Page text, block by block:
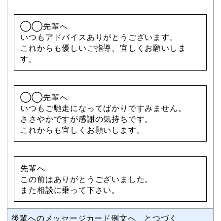
◯◯先輩へ
いつもアドバイスありがとうございます。
これからも優しいご指導、宜しくお願いしま
す。
◯◯先輩へ
いつもご馳走になってばかりですみません。
ささやかですが感謝の気持ちです。
これからも宜しくお願いします。
先輩へ
この前はありがとうございました。
また相談に乗って下さい。
後輩へのメッセージカード例文へ とつづく